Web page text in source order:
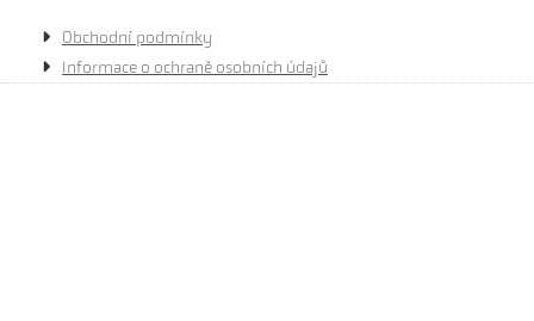
Obchodní podmínky
Informace o ochraně osobních údajů